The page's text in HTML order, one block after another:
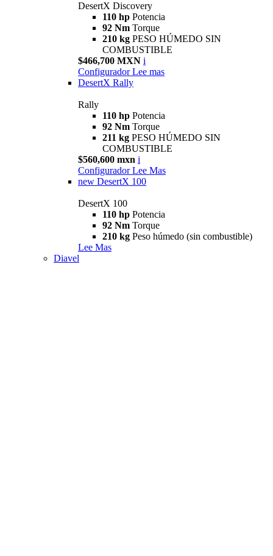
DesertX Discovery
110 hp Potencia
92 Nm Torque
210 kg PESO HÚMEDO SIN
COMBUSTIBLE
$466,700 MXN i
Configurador Lee mas
DesertX Rally
Rally
110 hp Potencia
92 Nm Torque
211 kg PESO HÚMEDO SIN
COMBUSTIBLE
$560,600 mxn i
Configurador Lee Mas
new DesertX 100
DesertX 100
110 hp Potencia
92 Nm Torque
210 kg Peso húmedo (sin combustible)
Lee Mas
Diavel